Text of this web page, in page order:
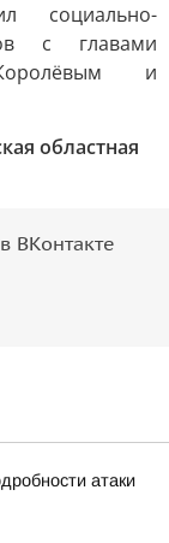
социально-
с главами
и
областная
ВКонтакте
атаки